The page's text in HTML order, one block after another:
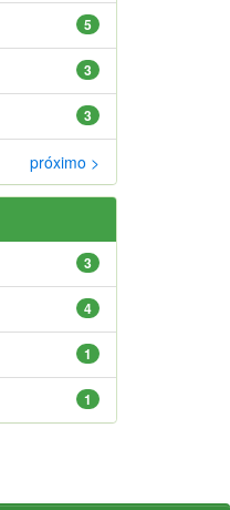
5
3
3
próximo >
3
4
1
1